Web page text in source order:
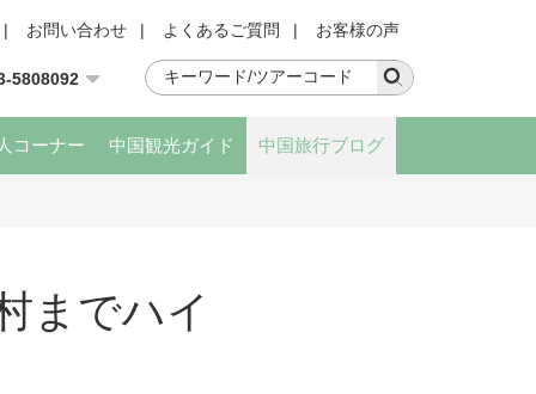
| お問い合わせ | よくあるご質問 | お客様の声
5808092
コーナー 中国観光ガイド 中国旅行ブログ
までハイ